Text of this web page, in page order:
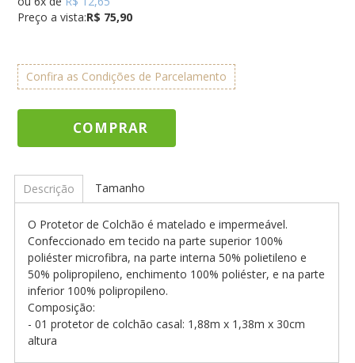
Preço a vista:R$ 75,90
Confira as Condições de Parcelamento
COMPRAR
Descrição
O Protetor de Colchão é matelado e impermeável.
Confeccionado em tecido na parte superior 100%
poliéster microfibra, na parte interna 50% polietileno e
50% polipropileno, enchimento 100% poliéster, e na parte
inferior 100% polipropileno.
Composição:
- 01 protetor de colchão casal: 1,88m x 1,38m x 30cm
altura
Tamanho